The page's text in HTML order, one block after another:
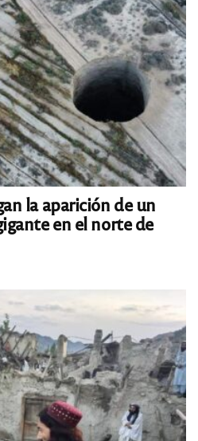
la aparición de un
en el norte de